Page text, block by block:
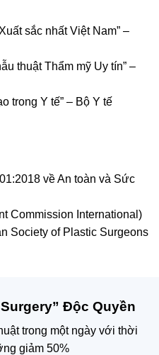
sắc nhất Việt Nam” –
thuật Thẩm mỹ Uy tín” –
trong Y tế” – Bộ Y tế
về An toàn và Sức
Commission International)
Society of Plastic Surgeons
Độc Quyền
trong một ngày với thời
giảm 50%